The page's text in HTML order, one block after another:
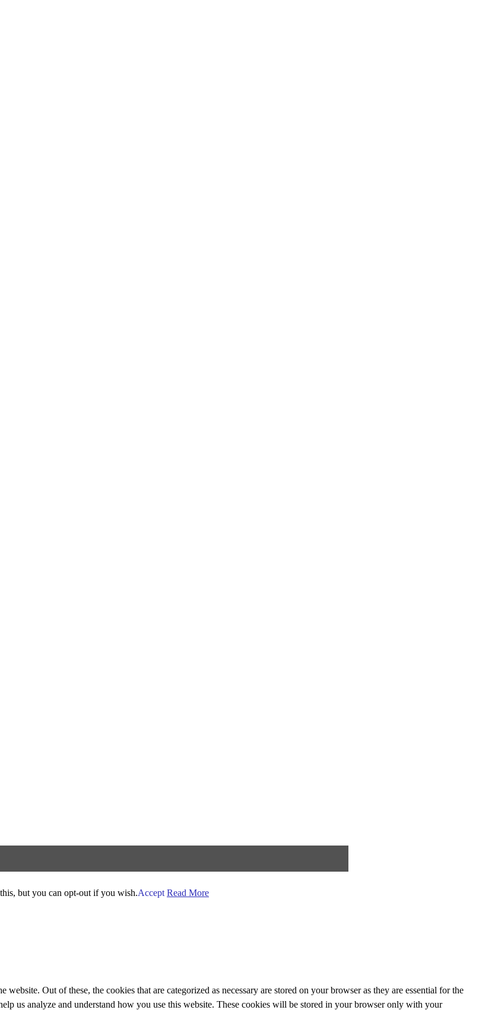
but you can opt-out if you wish.Accept Read More
Out of these, the cookies that are categorized as necessary are stored on your browser as they are essential for the
us analyze and understand how you use this website. These cookies will be stored in your browser only with your